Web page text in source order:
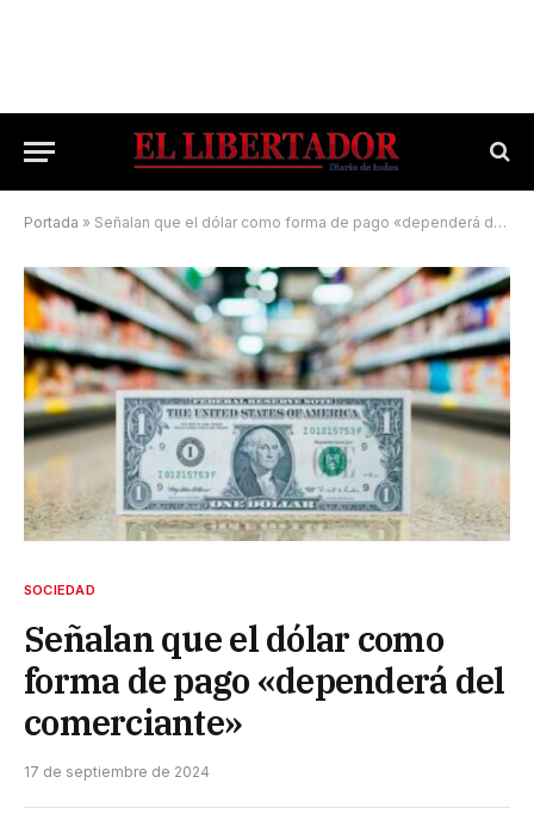
Portada » Señalan que el dólar como forma de pago «dependerá del comerciante»
SOCIEDAD
Señalan que el dólar como
forma de pago «dependerá del
comerciante»
17 de septiembre de 2024